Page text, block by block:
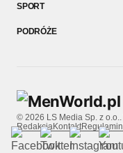
SPORT
PODRÓŻE
© 2026 LS Media Sp. z
RedakcjaKontaktRegulamin